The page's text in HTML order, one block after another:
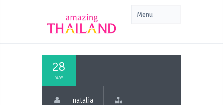
28
MAY
natalia